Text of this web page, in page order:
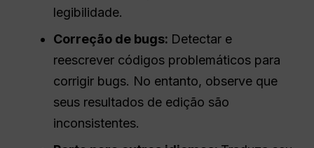
legibilidade.
Correção de bugs: Detectar e
reescrever códigos problemáticos para
corrigir bugs. No entanto, observe que
seus resultados de edição são
inconsistentes.